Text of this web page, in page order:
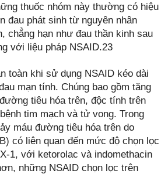
thuốc nhóm này thường có hiệu
đau phát sinh từ nguyên nhân
chẳng hạn như đau thần kinh sau
với liệu pháp NSAID.23
toàn khi sử dụng NSAID kéo dài
mạn tính. Chúng bao gồm tăng
tiêu hóa trên, độc tính trên
tim mạch và tử vong. Trong
máu đường tiêu hóa trên do
có liên quan đến mức độ chọn lọc
1, với ketorolac và indomethacin
những NSAID chọn lọc trên